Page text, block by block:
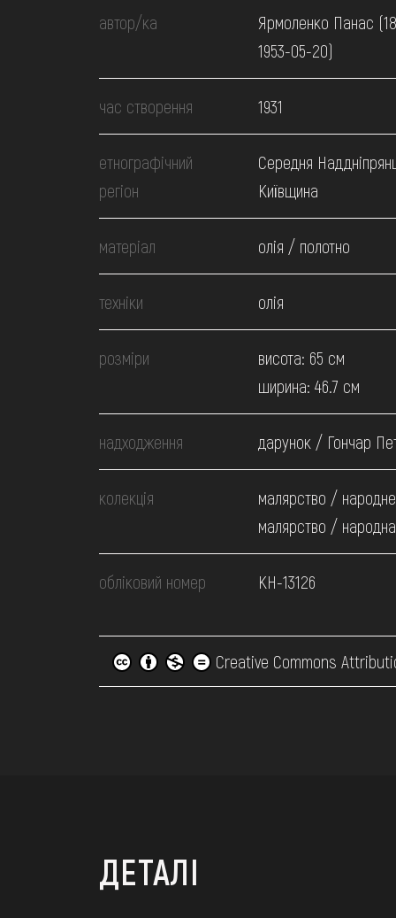
ВІДВІДАТИ
НАВЧИТИСЯ
ПОСЛУГИ
автор/ка
Ярмоленко Панас
1953-05-20)
час створення 1931
етнографічний
регіон
Середня
Київщина
матеріал олія / полотно
техніки олія
розміри
висота: 65 см
ширина: 46.7 см
надходження дарунок / Гончар
колекція
малярство / народне
малярство /
обліковий номер КН-13126
Creative Commons
ДЕТАЛІ